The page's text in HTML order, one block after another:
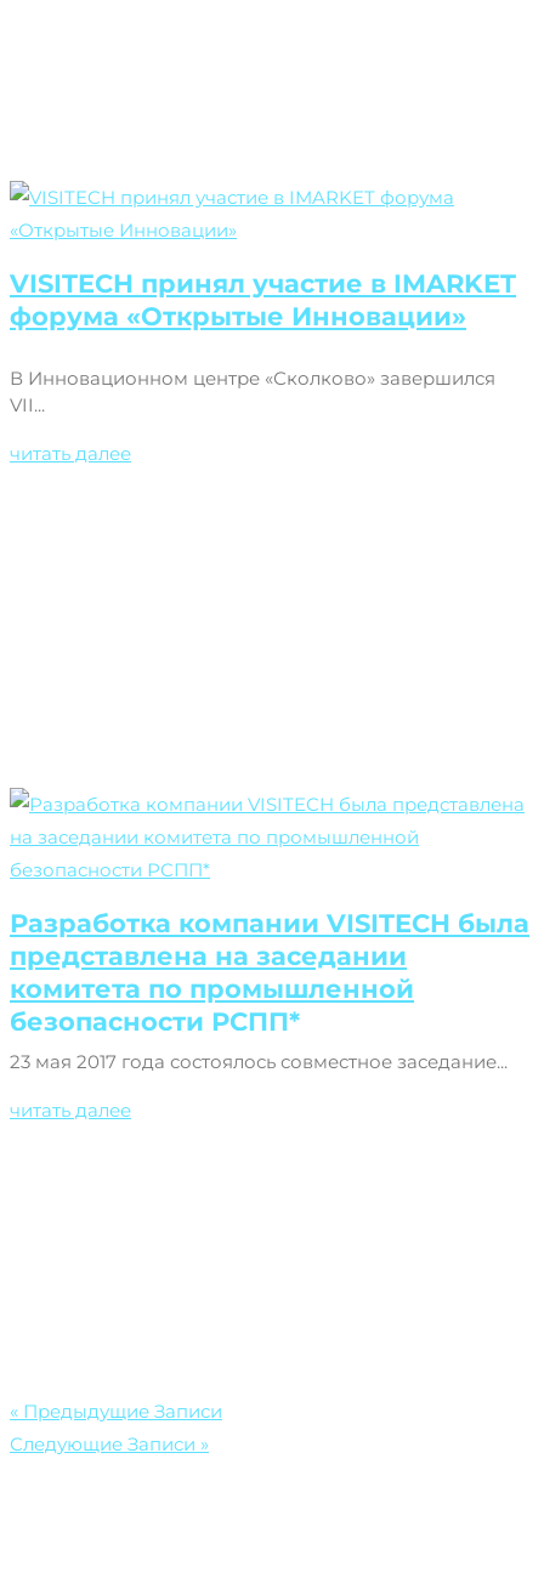
VISITECH принял участие в IMARKET
форума «Открытые Инновации»
В Инновационном центре «Сколково» завершился
VII...
читать далее
Разработка компании VISITECH была
представлена на заседании
комитета по промышленной
безопасности РCПП*
23 мая 2017 года состоялось совместное заседание...
читать далее
« Предыдущие Записи
Следующие Записи »